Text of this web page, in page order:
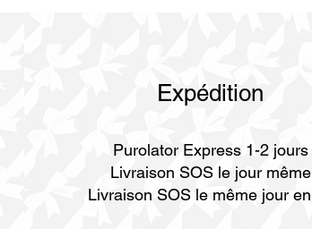
Expédition
Purolator Express 1-2 jours
Livraison SOS le jour même
Livraison SOS le même jour